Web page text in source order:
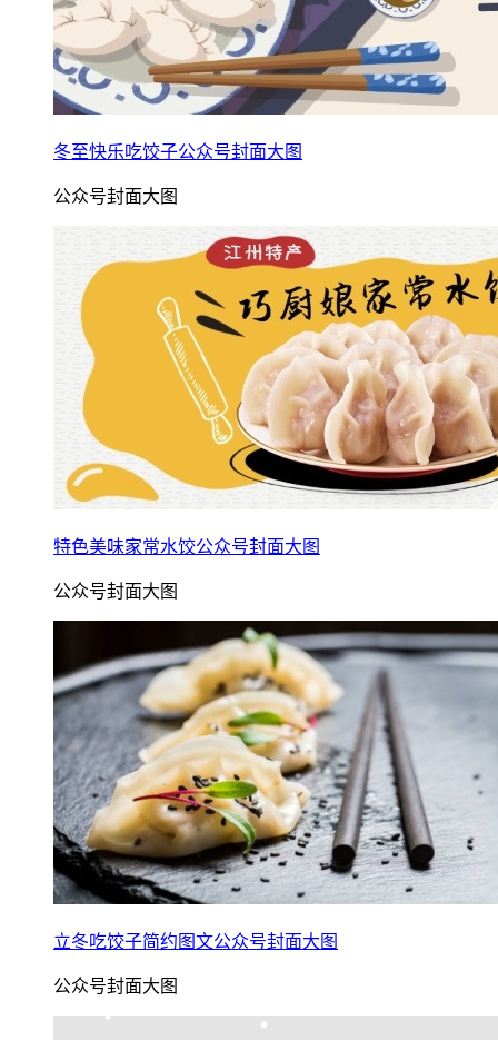
冬至快乐吃饺子公众号封面大图
公众号封面大图
特色美味家常水饺公众号封面大图
公众号封面大图
立冬吃饺子简约图文公众号封面大图
公众号封面大图